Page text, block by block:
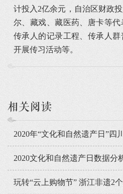
计投入2亿余元，自治区财政
尔、藏戏、藏医药、唐卡等
传承人的记录工程、传承人
开展传习活动等。
相关阅读